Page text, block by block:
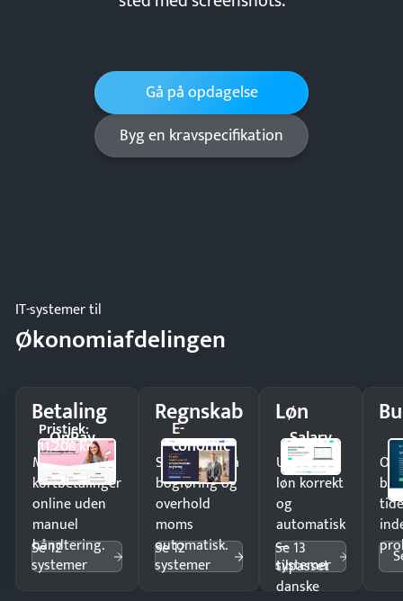
Gå på opdagelse
Byg en kravspecifikation
IT-systemer til
Økonomiafdelingen
Betaling
OnPay
Pristjek:
11.208 kr
Modtag
kortbetalinger
online uden
manuel
håndtering.
Se 12
systemer
Regnskab
E-
conomic
Spar timer på
bogføring og
overhold
moms
automatisk.
Se 12
systemer
Løn
Salary
Udbetal
løn korrekt
og
automatisk
—
tilpasset
danske
Se 13
systemer